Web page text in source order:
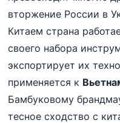
вторжение России в
Китаем страна
своего набора
экспортирует их
применяется к
Бамбуковому
тесное сходство с